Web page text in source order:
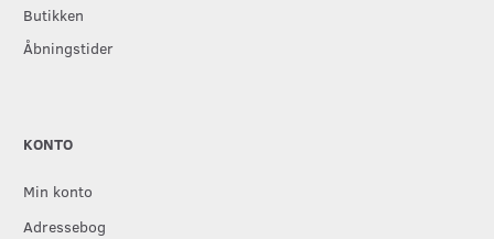
Butikken
Åbningstider
KONTO
Min konto
Adressebog